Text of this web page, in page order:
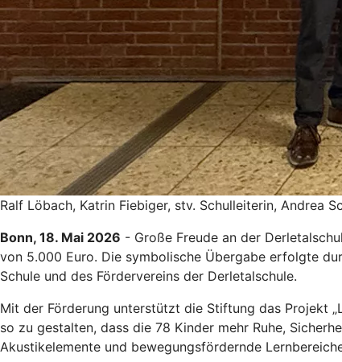
Ralf Löbach, Katrin Fiebiger, stv. Schulleiterin, Andrea
Bonn, 18. Mai 2026 - Große Freude an der
von 5.000 Euro. Die symbolische Übergabe erfolgte
Schule und des Fördervereins der Derletalschule.
Mit der Förderung unterstützt die Stiftung das Projekt
so zu gestalten, dass die 78 Kinder mehr Ruhe,
Akustikelemente und bewegungsfördernde